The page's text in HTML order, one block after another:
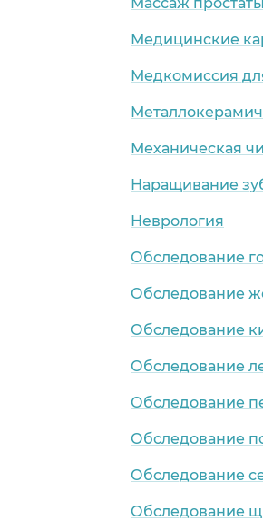
Медицинские
Медкомиссия
Механическая
Наращивание
Неврология
Обследование
Обследование
Обследование
Обследование
Обследование
Обследование
Обследование
Обследование